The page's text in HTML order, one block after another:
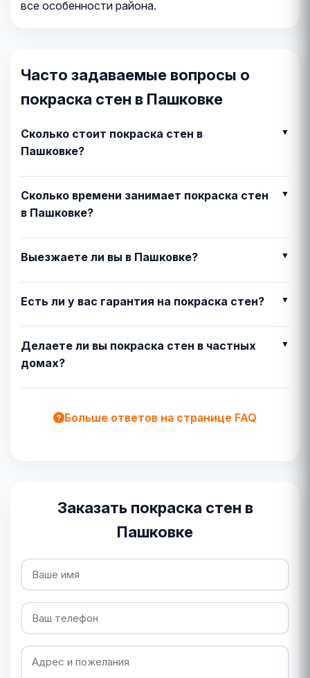
все особенности района.
Часто задаваемые вопросы о
покраска стен в Пашковке
Сколько стоит покраска стен в
Пашковке?
Сколько времени занимает покраска стен
в Пашковке?
Выезжаете ли вы в Пашковке?
Есть ли у вас гарантия на покраска стен?
Делаете ли вы покраска стен в частных
домах?
Больше ответов на странице FAQ
Заказать покраска стен в
Пашковке